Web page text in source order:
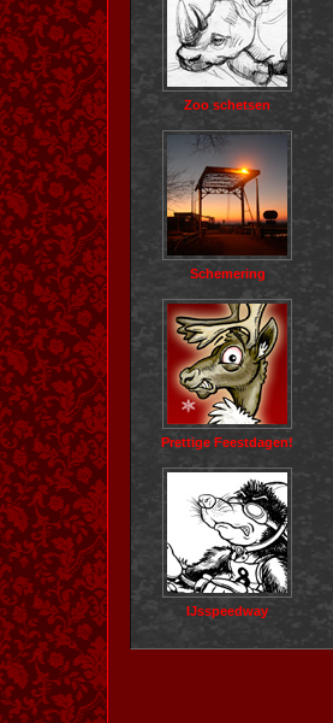
Zoo schetsen
Schemering
Prettige Feestdagen!
IJsspeedway